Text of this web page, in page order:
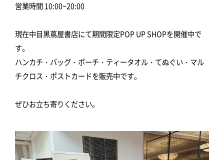
営業時間 10:00~20:00
現在中目黒蔦屋書店にて期間限定POP UP SHOPを開催中で
す。
ハンカチ・バッグ・ポーチ・ティータオル・てぬぐい・マル
チクロス・ポストカードを販売中です。
ぜひお立ち寄りください。